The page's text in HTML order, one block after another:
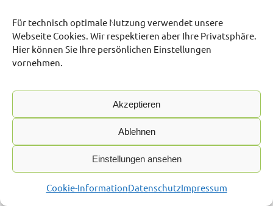
Für technisch optimale Nutzung verwendet unsere
Webseite Cookies. Wir respektieren aber Ihre Privatsphäre.
Hier können Sie Ihre persönlichen Einstellungen
vornehmen.
Akzeptieren
Ablehnen
Einstellungen ansehen
Cookie-InformationDatenschutzImpressum
Immobiliendaten-Import und Darstellung für
WordPress: WP-ImmoMakler